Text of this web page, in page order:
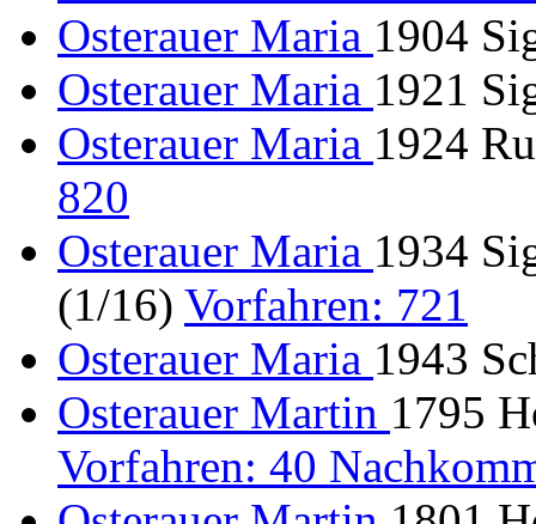
Osterauer Maria 1904
Osterauer Maria 1921
Osterauer Maria 1924
820
Osterauer Maria 1934
(1/16) Vorfahren: 721
Osterauer Maria 1943
Osterauer Martin 1795
Vorfahren: 40